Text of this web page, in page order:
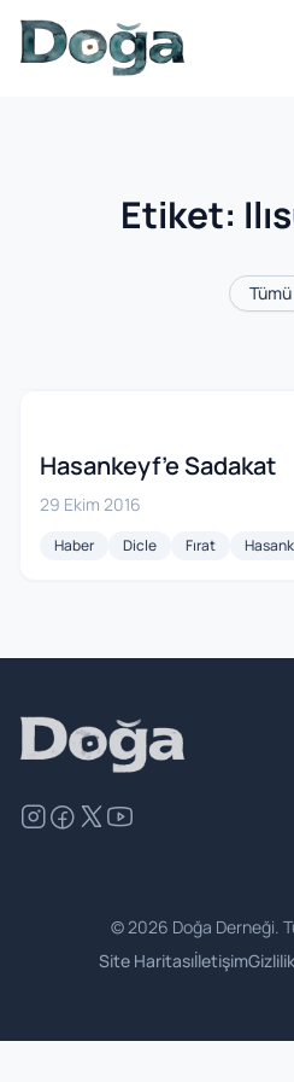
İçeriğe geç
Etiket:
Tümü
Hasankeyf’e Sadakat
29 Ekim 2016
Haber Dicle Fırat
©2026 Doğa Derneği.
Site Haritasıİletişim